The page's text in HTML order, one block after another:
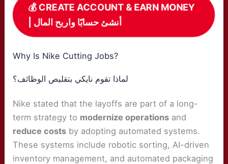
💰 CREATE ACCOUNT & EARN MONEY
| أنشئ حسابًا واربح المال
Why Is Nike Cutting Jobs?
لماذا تقوم نايكي بتقليص الوظائف؟
Nike stated that the layoffs are part of a long-
term strategy to modernize operations and
reduce costs by adopting automated systems.
These systems include robotic sorting, AI-driven
inventory management, and automated packaging